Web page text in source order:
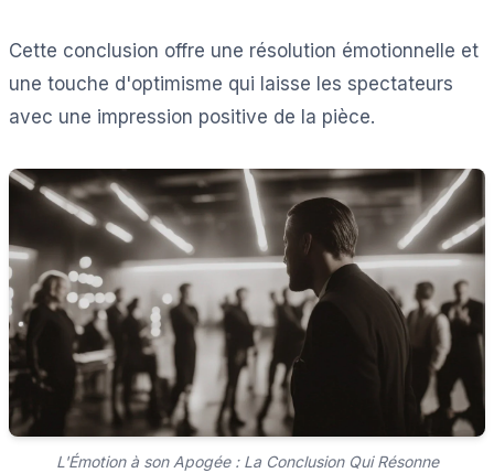
Cette conclusion offre une résolution émotionnelle et
une touche d'optimisme qui laisse les spectateurs
avec une impression positive de la pièce.
L'Émotion à son Apogée : La Conclusion Qui Résonne